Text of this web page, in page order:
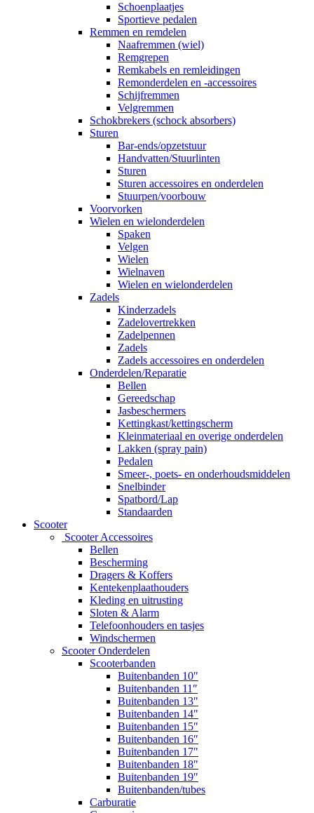
Schoenplaatjes
Sportieve pedalen
Remmen en remdelen
Naafremmen (wiel)
Remgrepen
Remkabels en remleidingen
Remonderdelen en -accessoires
Schijfremmen
Velgremmen
Schokbrekers (schock absorbers)
Sturen
Bar-ends/opzetstuur
Handvatten/Stuurlinten
Sturen
Sturen accessoires en onderdelen
Stuurpen/voorbouw
Voorvorken
Wielen en wielonderdelen
Spaken
Velgen
Wielen
Wielnaven
Wielen en wielonderdelen
Zadels
Kinderzadels
Zadelovertrekken
Zadelpennen
Zadels
Zadels accessoires en onderdelen
Onderdelen/Reparatie
Bellen
Gereedschap
Jasbeschermers
Kettingkast/kettingscherm
Kleinmateriaal en overige onderdelen
Lakken (spray pain)
Pedalen
Smeer-, poets- en onderhoudsmiddelen
Snelbinder
Spatbord/Lap
Standaarden
Scooter
Scooter Accessoires
Bellen
Bescherming
Dragers & Koffers
Kentekenplaathouders
Kleding en uitrusting
Sloten & Alarm
Telefoonhouders en tasjes
Windschermen
Scooter Onderdelen
Scooterbanden
Buitenbanden 10″
Buitenbanden 11″
Buitenbanden 13″
Buitenbanden 14″
Buitenbanden 15″
Buitenbanden 16″
Buitenbanden 17″
Buitenbanden 18″
Buitenbanden 19″
Buitenbanden/tubes
Carburatie